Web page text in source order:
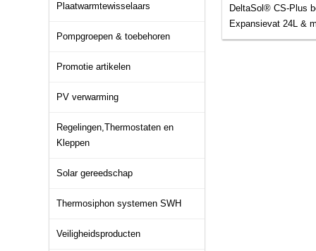
Plaatwarmtewisselaars
Pompgroepen & toebehoren
Promotie artikelen
PV verwarming
Regelingen,Thermostaten en
Kleppen
Solar gereedschap
Thermosiphon systemen SWH
Veiligheidsproducten
DeltaSol® CS-Plus
Expansievat 24L &